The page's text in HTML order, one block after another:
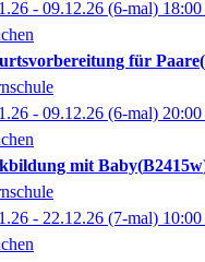
- 09.12.26 (6-mal) 18:00
für Paare
- 09.12.26 (6-mal) 20:00
mit Baby B2415w
- 22.12.26 (7-mal) 10:00